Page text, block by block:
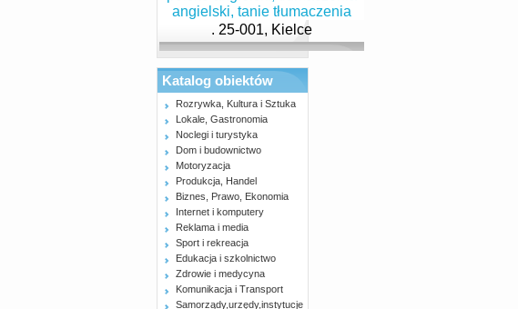
. 25-001, Kielce
Katalog obiektów
Rozrywka, Kultura i Sztuka
Lokale, Gastronomia
Noclegi i turystyka
Dom i budownictwo
Motoryzacja
Produkcja, Handel
Biznes, Prawo, Ekonomia
Internet i komputery
Reklama i media
Sport i rekreacja
Edukacja i szkolnictwo
Zdrowie i medycyna
Komunikacja i Transport
Samorządy,urzędy,instytucje